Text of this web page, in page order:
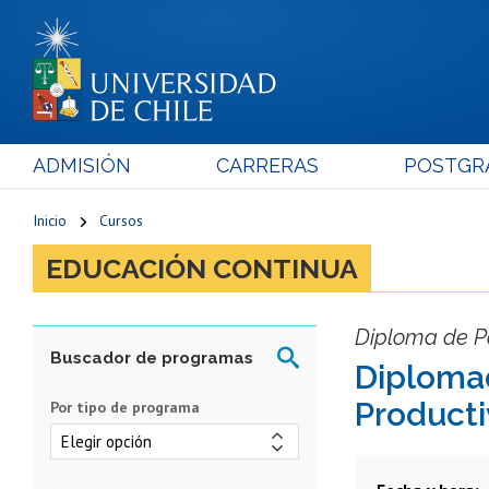
ADMISIÓN CARRERAS
Inicio Cursos
EDUCACIÓN CONTINUA
Diploma de
Por tipo de programa